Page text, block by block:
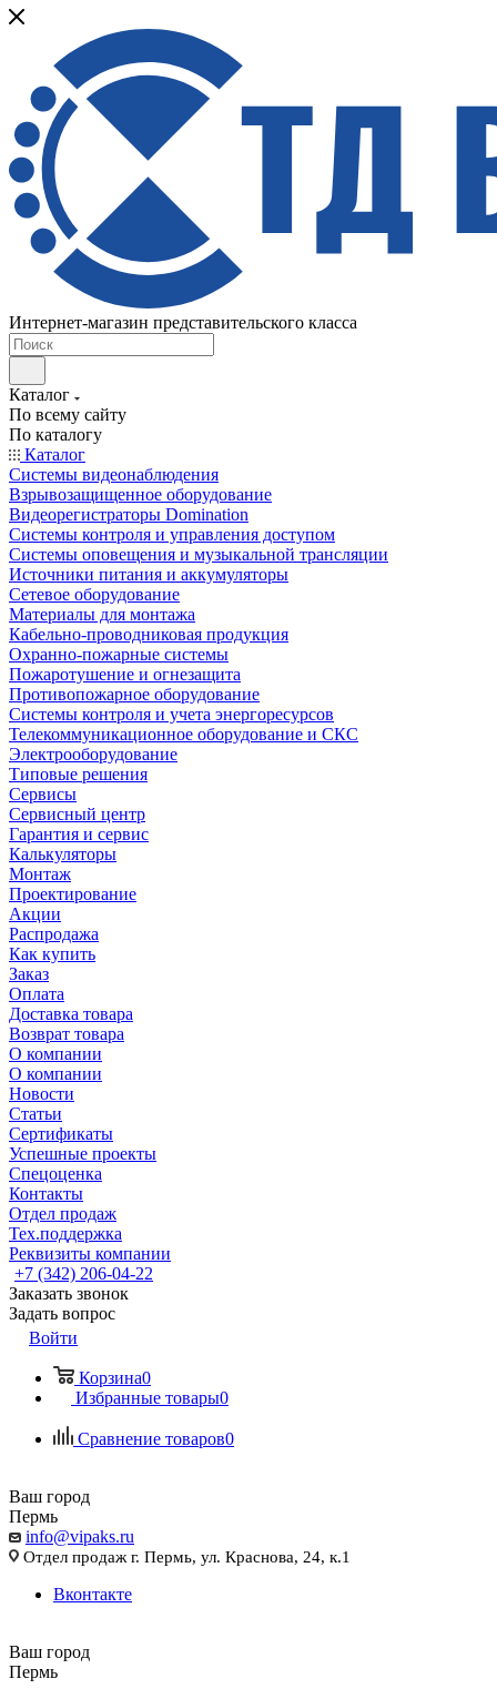
Интернет-магазин представительского класса
Каталог
По всему сайту
По каталогу
Каталог
Системы видеонаблюдения
Взрывозащищенное оборудование
Видеорегистраторы Domination
Системы контроля и управления доступом
Системы оповещения и музыкальной трансляции
Источники питания и аккумуляторы
Сетевое оборудование
Материалы для монтажа
Кабельно-проводниковая продукция
Охранно-пожарные системы
Пожаротушение и огнезащита
Противопожарное оборудование
Системы контроля и учета энергоресурсов
Телекоммуникационное оборудование и СКС
Электрооборудование
Типовые решения
Сервисы
Сервисный центр
Гарантия и сервис
Калькуляторы
Монтаж
Проектирование
Акции
Распродажа
Как купить
Заказ
Оплата
Доставка товара
Возврат товара
О компании
О компании
Новости
Статьи
Сертификаты
Успешные проекты
Спецоценка
Контакты
Отдел продаж
Тех.поддержка
Реквизиты компании
+7 (342) 206-04-22
Заказать звонок
Задать вопрос
Войти
Корзина0
Избранные товары0
Сравнение товаров0
Ваш город
Пермь
info@vipaks.ru
Отдел продаж г. Пермь, ул. Краснова, 24, к.1
Вконтакте
Ваш город
Пермь